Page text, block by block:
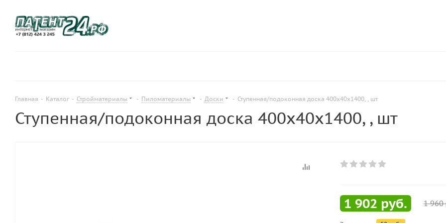
Главная - Каталог - Стройматериалы - Пиломатериалы - Доски - Ступенная/подоконная доска 400х40х1400, , шт
Ступенная/подоконная доска 400х40х1400, , шт
1 902 руб. 1 960